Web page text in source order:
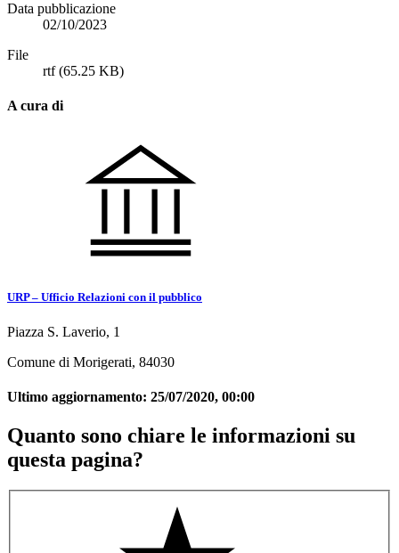
Data pubblicazione
02/10/2023
File
rtf(65.25 KB)
A cura di
URP – Ufficio Relazioni con il pubblico
Piazza S. Laverio, 1
Comune di Morigerati, 84030
Ultimo aggiornamento: 25/07/2020, 00:00
Quanto sono chiare le informazioni su
questa pagina?